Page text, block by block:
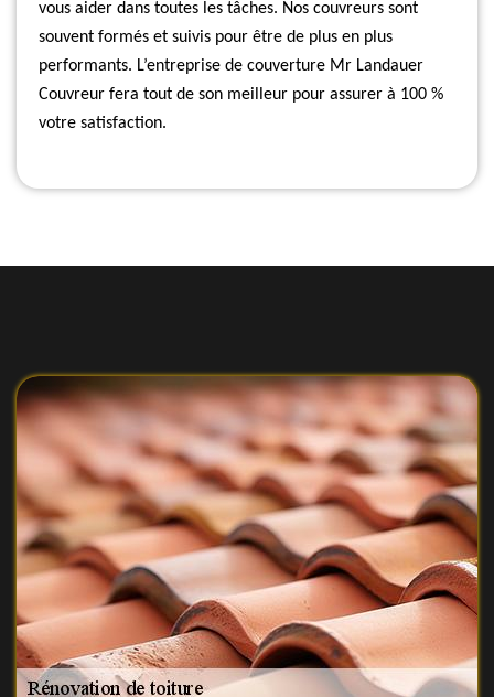
vous aider dans toutes les tâches. Nos couvreurs sont
souvent formés et suivis pour être de plus en plus
performants. L’entreprise de couverture Mr Landauer
Couvreur fera tout de son meilleur pour assurer à 100 %
votre satisfaction.